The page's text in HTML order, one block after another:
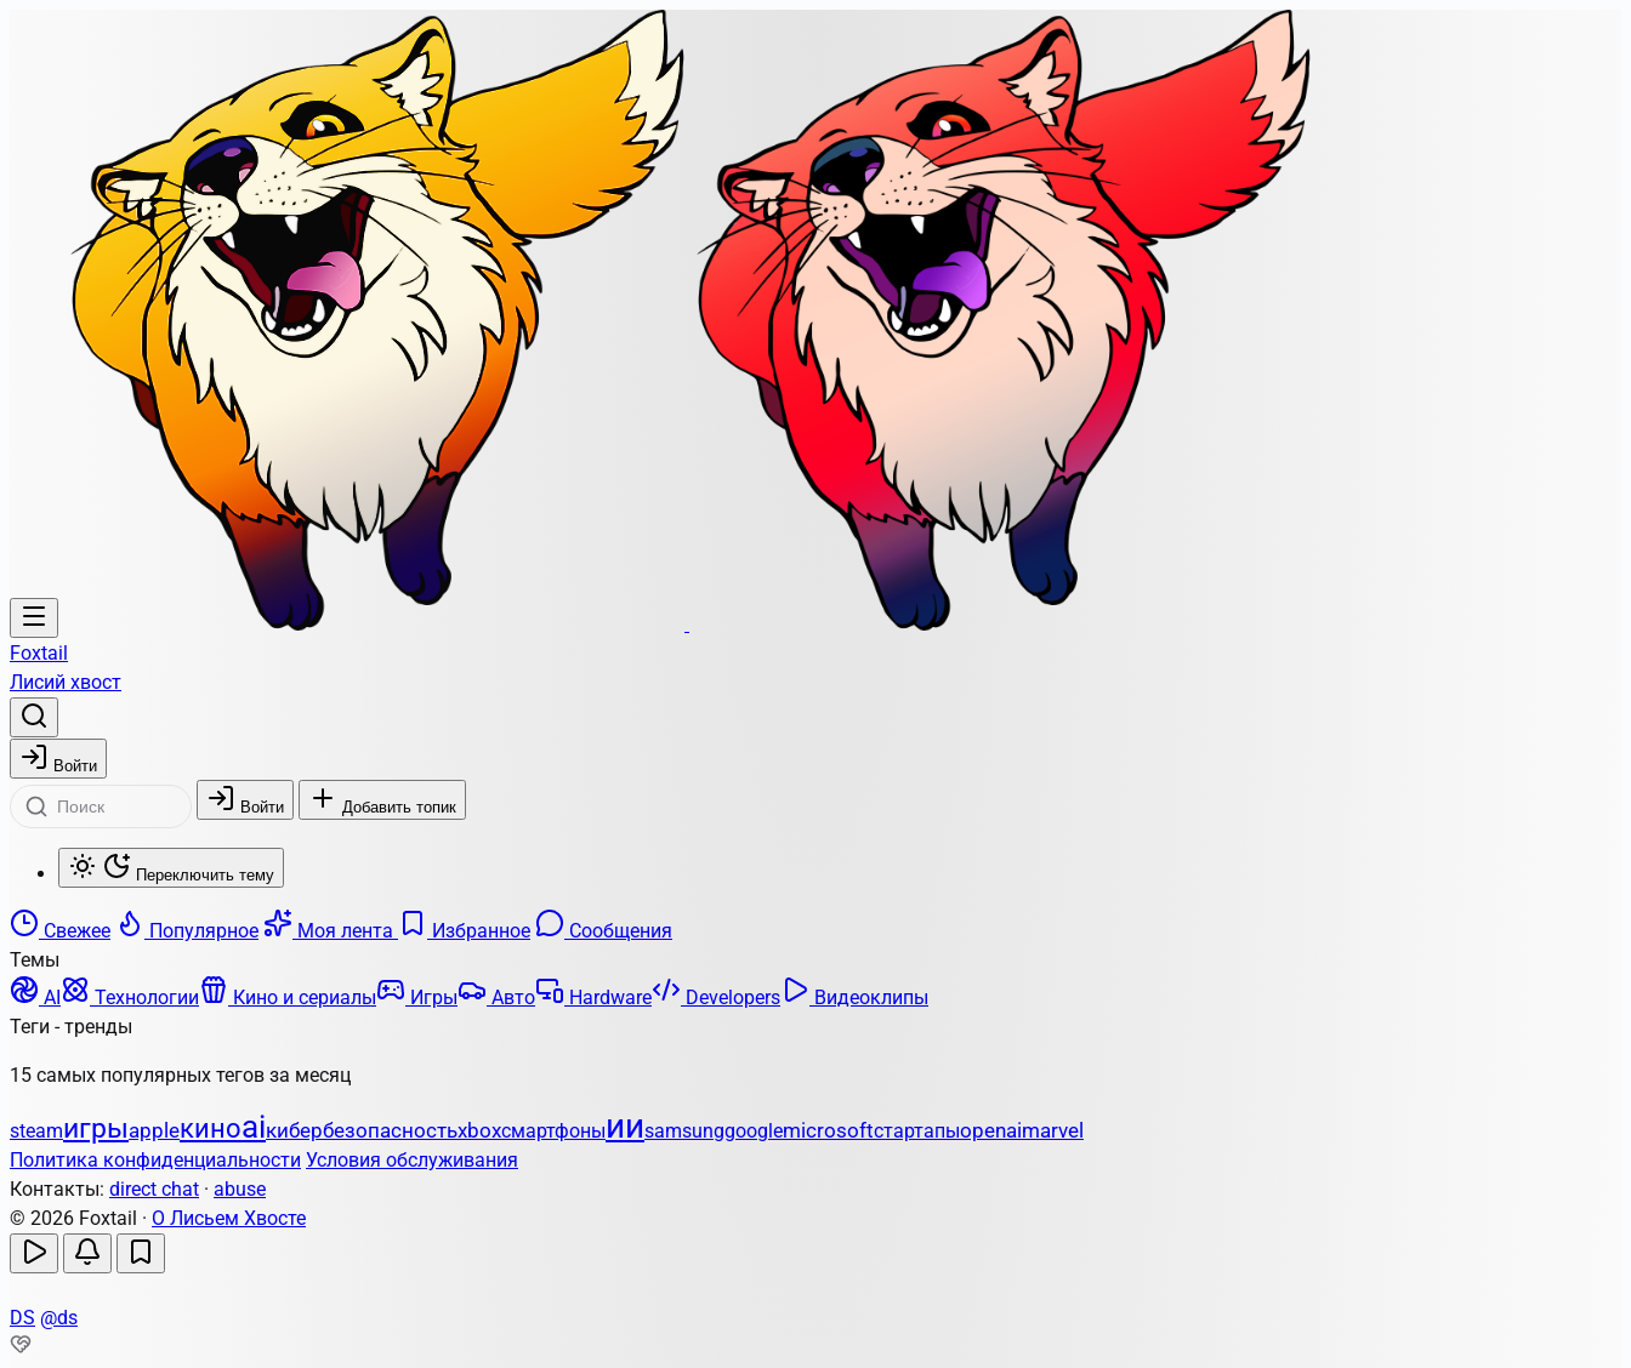
Foxtail
Лисий хвост
Войти
Войти Добавить топик
Переключить тему
Свежее Популярное Моя лента Избранное
Сообщения
Темы
AI
Технологии Кино и сериалы Игры Авто Hardware Developers
Видеоклипы
Теги - тренды
15 самых популярных тегов за месяц
steamигрыappleкиноaiкибербезопасностьxboxсмартфоныииsamsunggooglemicrosoftстартапыopenaimarvel
Политика конфиденциальности Условия обслуживания
Контакты: direct chat · abuse
© 2026 Foxtail · О Лисьем Хвосте
DS @ds